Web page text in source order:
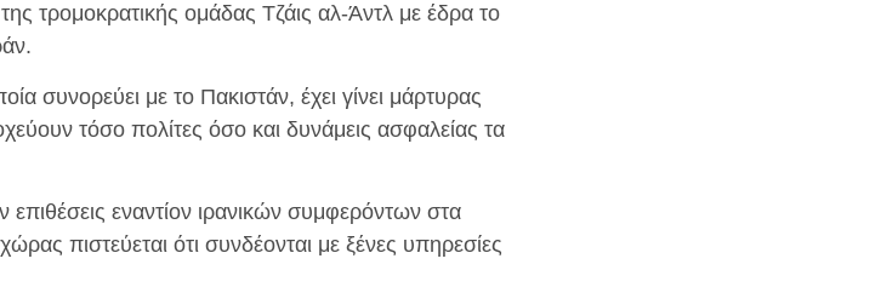
τρομοκρατικής ομάδας Τζάις αλ-Άντλ με έδρα το
συνορεύει με το Πακιστάν, έχει γίνει μάρτυρας
τόσο πολίτες όσο και δυνάμεις ασφαλείας τα
εναντίον ιρανικών συμφερόντων στα
πιστεύεται ότι συνδέονται με ξένες υπηρεσίες